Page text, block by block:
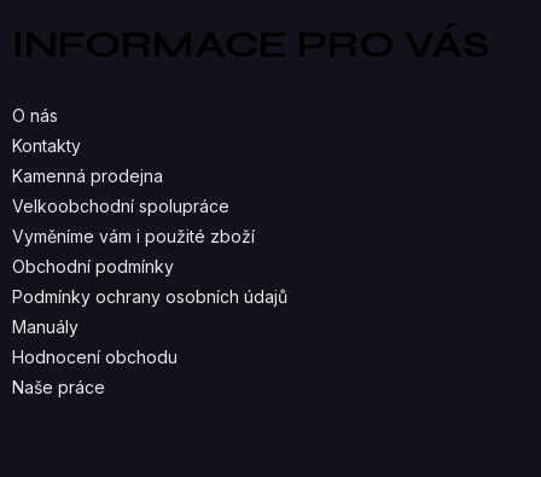
Á
D
R
V
INFORMACE PRO VÁS
O nás
Kontakty
Kamenná prodejna
Velkoobchodní spolupráce
Vyměníme vám i použité zboží
Obchodní podmínky
Podmínky ochrany osobních údajů
Manuály
Hodnocení obchodu
Naše práce